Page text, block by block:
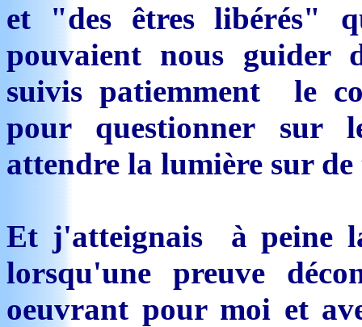
et "des êtres libérés"
pouvaient nous guider
suivis patiemment le
pour questionner sur
attendre la lumière sur de
Et j'atteignais à peine
lorsqu'une preuve
oeuvrant pour moi et